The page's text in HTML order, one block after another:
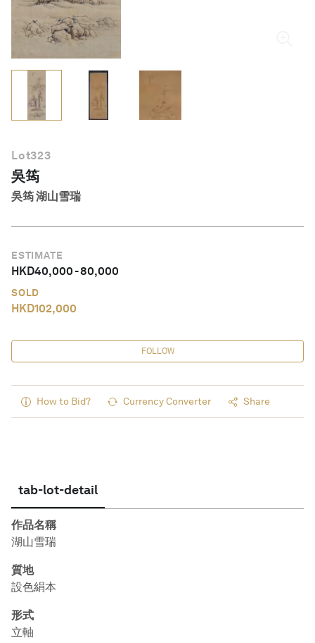
Lot323
吳筠
吳筠 湖山雪瑞
ESTIMATE
HKD40,000-80,000
SOLD
HKD102,000
FOLLOW
How to Bid? Currency Converter Share
tab-lot-detail
作品名稱
湖山雪瑞
質地
設色絹本
形式
立軸